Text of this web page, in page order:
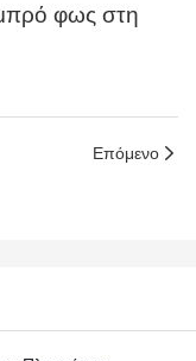
φως στη
Επόμενο